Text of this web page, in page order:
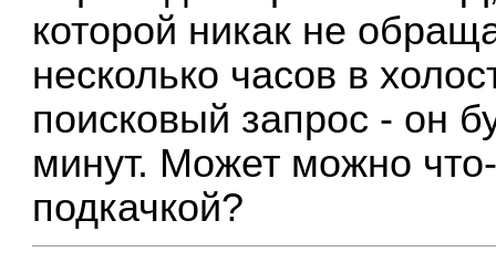
которой никак не
несколько часов в
поисковый запрос - он
минут. Может можно
подкачкой?